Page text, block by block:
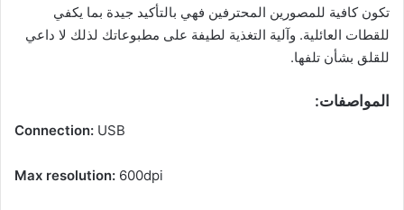
تكون كافية للمصورين المحترفين فهي بالتأكيد جيدة بما يكفي
للقطات العائلية. وآلية التغذية لطيفة على مطبوعاتك لذلك لا داعي
للقلق بشأن تلفها.
المواصفات:
Connection: USB
Max resolution: 600dpi